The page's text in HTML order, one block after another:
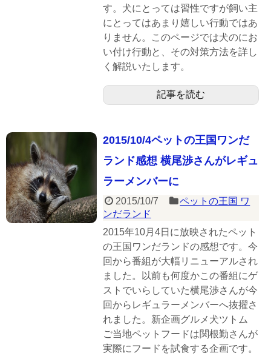
す。犬にとっては習性ですが飼い主
にとってはあまり嬉しい行動ではあ
りません。このページでは犬のにお
い付け行動と、その対策方法を詳し
く解説いたします。
記事を読む
2015/10/4ペットの王国ワンだ
ランド感想 横尾渉さんがレギュ
ラーメンバーに
2015/10/7
ペットの王国 ワ
ンだランド
2015年10月4日に放映されたペット
の王国ワンだランドの感想です。今
回から番組が大幅リニューアルされ
ました。以前も何度かこの番組にゲ
ストでいらしていた横尾渉さんが今
回からレギュラーメンバーへ抜擢さ
れました。新企画グルメ犬ツトム
ご当地ペットフードは関根勤さんが
実際にフードを試食する企画です。